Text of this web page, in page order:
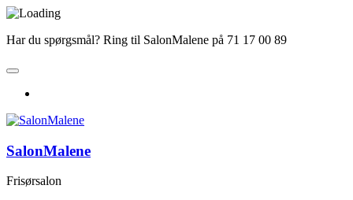
Har du spørgsmål? Ring til SalonMalene på 71 17 00 89
SalonMalene
Frisørsalon